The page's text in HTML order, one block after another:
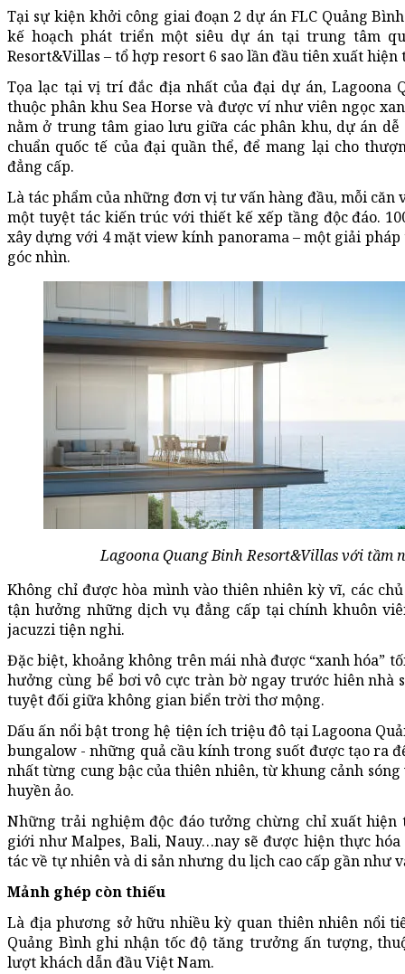
Tại sự kiện khởi công giai đoạn 2 dự án FLC Quảng
kế hoạch phát triển một siêu dự án tại trung tâm
Resort&Villas – tổ hợp resort 6 sao lần đầu tiên xuất
Tọa lạc tại vị trí đắc địa nhất của đại dự án, Lagoona
thuộc phân khu Sea Horse và được ví như viên ngọc
nằm ở trung tâm giao lưu giữa các phân khu, dự án
chuẩn quốc tế của đại quần thể, để mang lại cho
đẳng cấp.
Là tác phẩm của những đơn vị tư vấn hàng đầu, mỗi căn
một tuyệt tác kiến trúc với thiết kế xếp tầng độc đáo.
xây dựng với 4 mặt view kính panorama – một giải
góc nhìn.
Lagoona Quang Binh Resort&Villas với
Không chỉ được hòa mình vào thiên nhiên kỳ vĩ, các
tận hưởng những dịch vụ đẳng cấp tại chính khuôn
jacuzzi tiện nghi.
Đặc biệt, khoảng không trên mái nhà được “xanh hóa”
hưởng cùng bể bơi vô cực tràn bờ ngay trước hiên nhà
tuyệt đối giữa không gian biển trời thơ mộng.
Dấu ấn nổi bật trong hệ tiện ích triệu đô tại Lagoona
bungalow - những quả cầu kính trong suốt được tạo ra
nhất từng cung bậc của thiên nhiên, từ khung cảnh
huyền ảo.
Những trải nghiệm độc đáo tưởng chừng chỉ xuất
giới như Malpes, Bali, Nauy…nay sẽ được hiện thực
tác về tự nhiên và di sản nhưng du lịch cao cấp gần như
Mảnh ghép còn thiếu
Là địa phương sở hữu nhiều kỳ quan thiên nhiên nổi
Quảng Bình ghi nhận tốc độ tăng trưởng ấn tượng,
lượt khách dẫn đầu Việt Nam.